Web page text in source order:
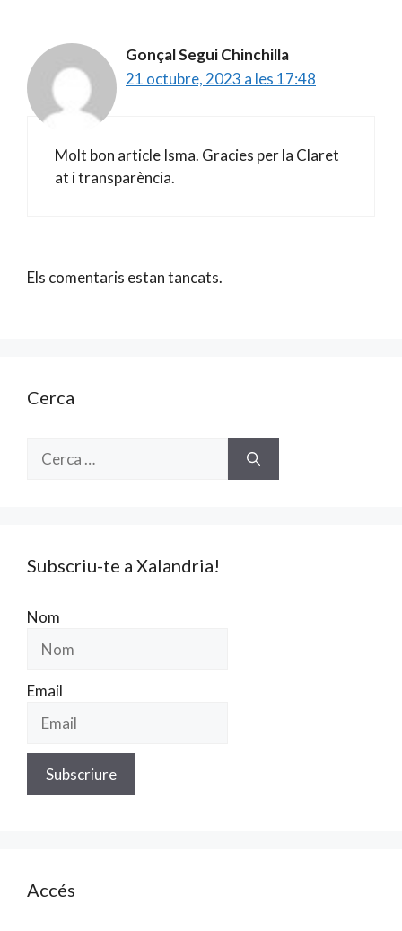
Gonçal Segui Chinchilla
21 octubre, 2023 a les 17:48
Molt bon article Isma. Gracies per la Claret
at i transparència.
Els comentaris estan tancats.
Cerca
Subscriu-te a Xalandria!
Nom
Email
Accés